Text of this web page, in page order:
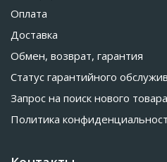
Оплата
Доставка
Обмен, возврат, гарантия
Статус гарантийного
Запрос на поиск нового товара
Политика